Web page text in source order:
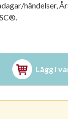
händelser,
Lägg i